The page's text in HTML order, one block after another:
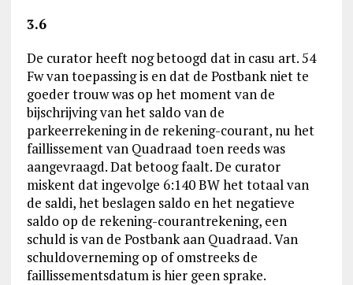
3.6
De curator heeft nog betoogd dat in casu art. 54
Fw van toepassing is en dat de Postbank niet te
goeder trouw was op het moment van de
bijschrijving van het saldo van de
parkeerrekening in de rekening-courant, nu het
faillissement van Quadraad toen reeds was
aangevraagd. Dat betoog faalt. De curator
miskent dat ingevolge 6:140 BW het totaal van
de saldi, het beslagen saldo en het negatieve
saldo op de rekening-courantrekening, een
schuld is van de Postbank aan Quadraad. Van
schuldoverneming op of omstreeks de
faillissementsdatum is hier geen sprake.